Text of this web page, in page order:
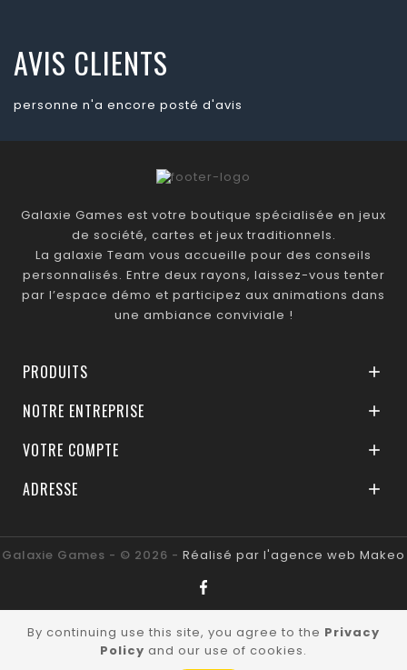
AVIS CLIENTS
personne n'a encore posté d'avis
Galaxie Games est votre boutique spécialisée en jeux
de société, cartes et jeux traditionnels.
La galaxie Team vous accueille pour des conseils
personnalisés. Entre deux rayons, laissez-vous tenter
par l’espace démo et participez aux animations dans
une ambiance conviviale !
PRODUITS 
NOTRE ENTREPRISE 
VOTRE COMPTE 
ADRESSE 
Galaxie Games - © 2026 - Réalisé par l'agence web Makeo
By continuing use this site, you agree to the Privacy
Policy and our use of cookies.